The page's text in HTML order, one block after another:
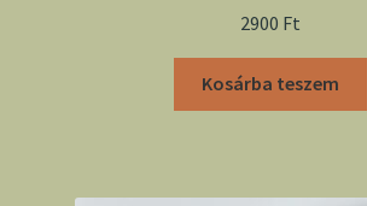
2900 Ft
Kosárba teszem